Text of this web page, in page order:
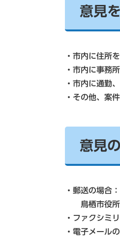
意見
・市内に住所
・市内に事務
・市内に通勤
・その他、案
意見
・郵送の場
鳥栖市役所
・ファクシミ
・電子メール